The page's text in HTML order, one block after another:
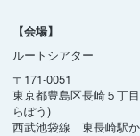
【会場】
ルートシアター
〒171-0051
東京都豊島区長崎５丁
らぽう)
西武池袋線 東長崎駅